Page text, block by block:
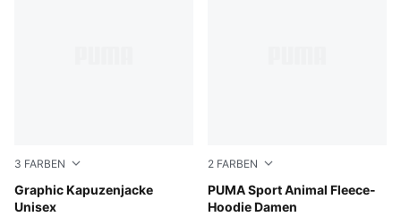
3 FARBEN
Graphic Kapuzenjacke
Unisex
Inky Depths
2 FARBEN
PUMA Sport Animal Fleece-
Hoodie Damen
Mouse Gray